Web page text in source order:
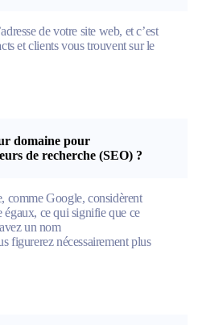
de votre site web, et c’est
et clients vous trouvent sur le
domaine pour
de recherche (SEO) ?
comme Google, considèrent
égaux, ce qui signifie que ce
un nom
figurerez nécessairement plus